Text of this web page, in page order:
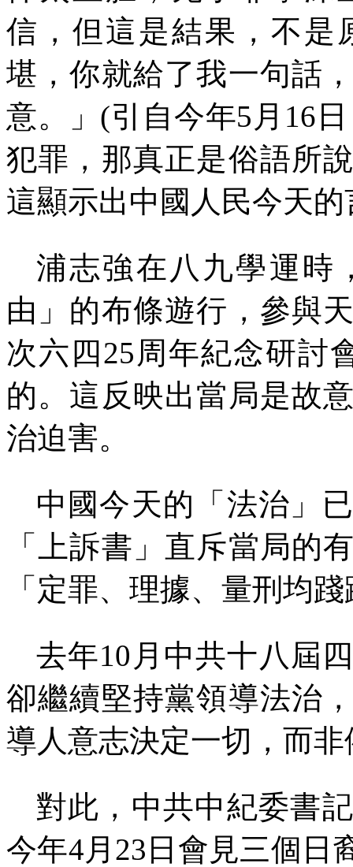
信，但這是結果，不是
堪，你就給了我一句話
意。」 (引自今年5 月 16
犯罪，那真正是俗語所
這顯示出中國人民今天
浦志強在八九學運時
由」的布條遊行，參與
次六四 25周年紀念研討
的。這反映出當局是故
治迫害。
中國今天的「法治」
「上訴書」直斥當局的
「定罪、理據、量刑均
去年10 月中共十八屆
卻繼續堅持黨領導法治
導人意志決定一切，而
對此，中共中紀委書
今年4月 23 日會見三個日